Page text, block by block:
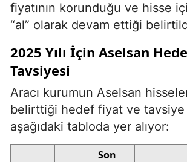
fiyatının korunduğu ve hisse
“al” olarak devam ettiği
2025 Yılı İçin Aselsan
Tavsiyesi
Aracı kurumun Aselsan
belirttiği hedef fiyat ve
aşağıdaki tabloda yer alıyor:
Son